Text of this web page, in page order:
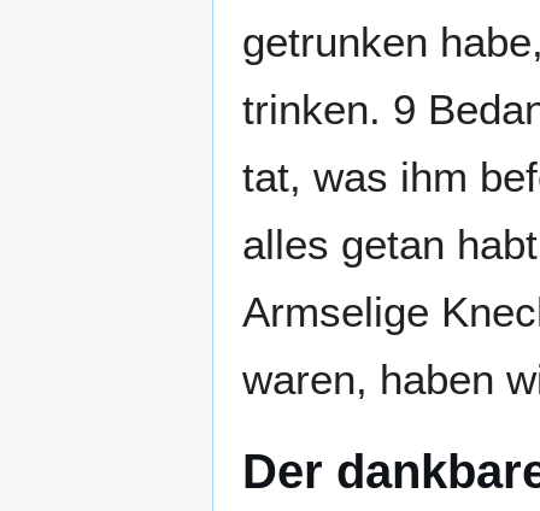
getrunken
trinken. 9
tat, was ihm
alles getan
Armselige
waren, haben
Der